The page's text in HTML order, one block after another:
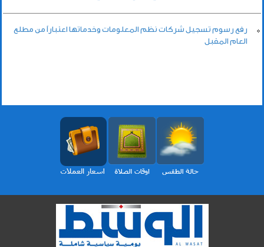
رفع رسوم تسجيل شركات نظم المعلومات وخدماتها اعتباراً من مطلع
العام المقبل